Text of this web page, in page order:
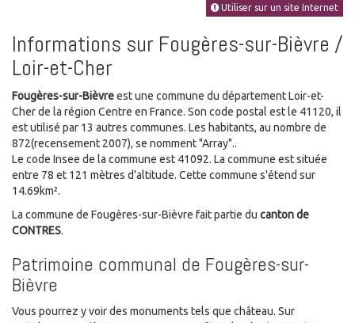
Utiliser sur un site Internet
Informations sur Fougères-sur-Bièvre /
Loir-et-Cher
Fougères-sur-Bièvreest une commune du département Loir-et-
Cher de la région Centre en France. Son code postal est le 41120, il
est utilisé par 13 autres communes. Les habitants, au nombre de
872(recensement 2007), se nomment "Array"..
Le code Insee de la commune est 41092. La commune est située
entre 78 et 121 mètres d'altitude. Cette commune s'étend sur
14.69km².
La commune de Fougères-sur-Bièvre fait partie du canton de
CONTRES.
Patrimoine communal de Fougères-sur-
Bièvre
Vous pourrez y voir des monuments tels que château. Sur